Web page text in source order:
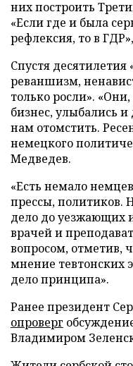
них построить
«Если где и была
рефлексия, то в
Спустя
реваншизм,
только росли».
бизнес, улыбались
нам отомстить.
немецкого
Медведев.
«Есть немало
прессы, политиков.
дело до уезжающих
врачей и
вопросом, отметив,
мнение тевтонских
дело принципа».
Ранее президент
опроверг
Владимиром